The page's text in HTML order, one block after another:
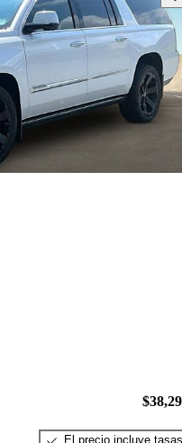
El precio incluye tasas